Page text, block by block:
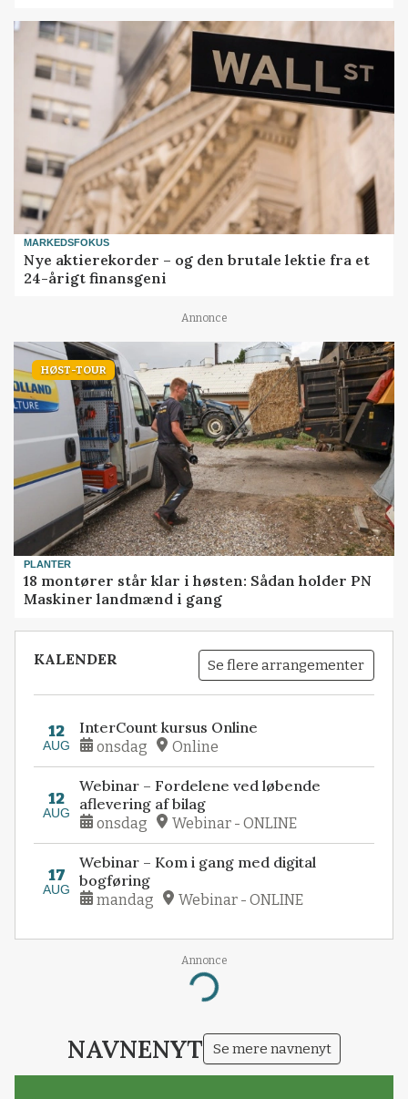
MARKEDSFOKUS
Nye aktierekorder – og den brutale lektie fra et
24-årigt finansgeni
Annonce
HØST-TOUR
PLANTER
18 montører står klar i høsten: Sådan holder PN
Maskiner landmænd i gang
KALENDER Se flere arrangementer
12
AUG
InterCount kursus Online
onsdag Online
12
AUG
Webinar – Fordelene ved løbende
aflevering af bilag
onsdag Webinar - ONLINE
17
AUG
Webinar – Kom i gang med digital
bogføring
mandag Webinar - ONLINE
Annonce
Loading...
NAVNENYT Se mere navnenyt